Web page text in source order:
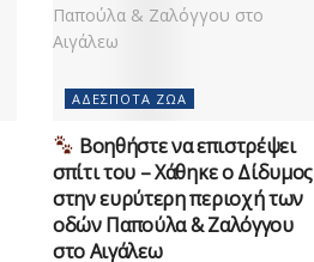
ΑΔΈΣΠΟΤΑ ΖΏΑ
Βοηθήστε να επιστρέψει
σπίτι του – Χάθηκε ο Δίδυμος
στην ευρύτερη περιοχή των
οδών Παπούλα & Ζαλόγγου
στο Αιγάλεω